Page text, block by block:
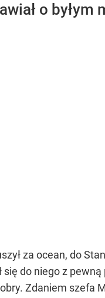
o
za ocean, do
się do niego z
Zdaniem szefa